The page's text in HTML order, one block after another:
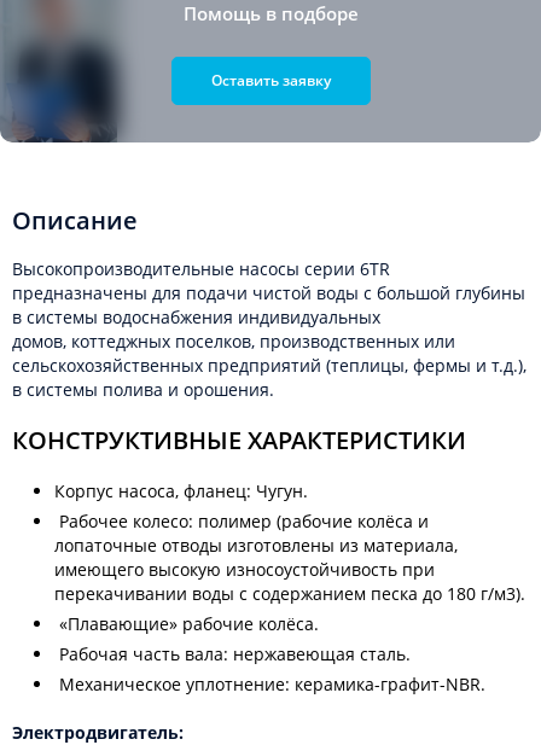
Помощь в подборе
Оставить заявку
Описание
Высокопроизводительные насосы серии 6TR
предназначены для подачи чистой воды с большой глубины
в системы водоснабжения индивидуальных
домов, коттеджных поселков, производственных или
сельскохозяйственных предприятий (теплицы, фермы и т.д.),
в системы полива и орошения.
КОНСТРУКТИВНЫЕ ХАРАКТЕРИСТИКИ
Корпус насоса, фланец: Чугун.
Рабочее колесо: полимер (рабочие колёса и
лопаточные отводы изготовлены из материала,
имеющего высокую износоустойчивость при
перекачивании воды с содержанием песка до 180 г/м3).
«Плавающие» рабочие колёса.
Рабочая часть вала: нержавеющая сталь.
Механическое уплотнение: керамика-графит-NBR.
Электродвигатель: